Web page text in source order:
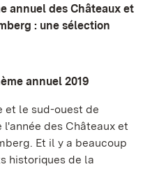
annuel des Châteaux et
: une sélection
annuel 2019
et le sud-ouest de
des Châteaux et
Et il y a beaucoup
historiques de la